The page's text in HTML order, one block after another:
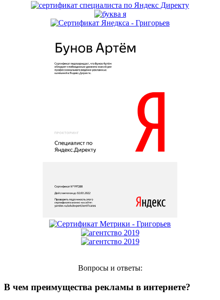
Вопросы и ответы:
В чем преимущества рекламы в интернете?